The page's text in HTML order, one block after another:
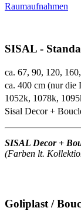
Raumaufnahmen
SISAL -
ca. 67, 90, 120,
ca. 400 cm (nur die
1052k, 1078k,
Sisal Decor +
SISAL Decor +
(Farben lt.
Goliplast /